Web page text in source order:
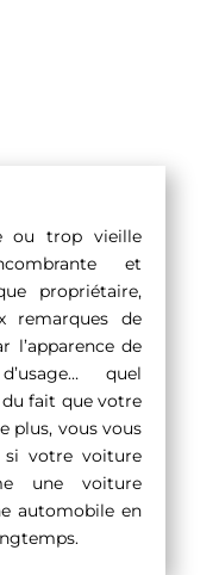
ou trop vieille
et
propriétaire,
remarques de
l’apparence de
quel
fait que votre
plus, vous vous
si votre voiture
une voiture
automobile en